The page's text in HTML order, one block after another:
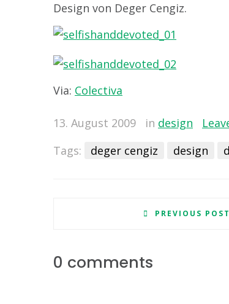
Design von Deger Cengiz.
Via: Colectiva
13. August 2009 in design
Tags:
deger cengiz design
PREVIOUS POST
0 comments